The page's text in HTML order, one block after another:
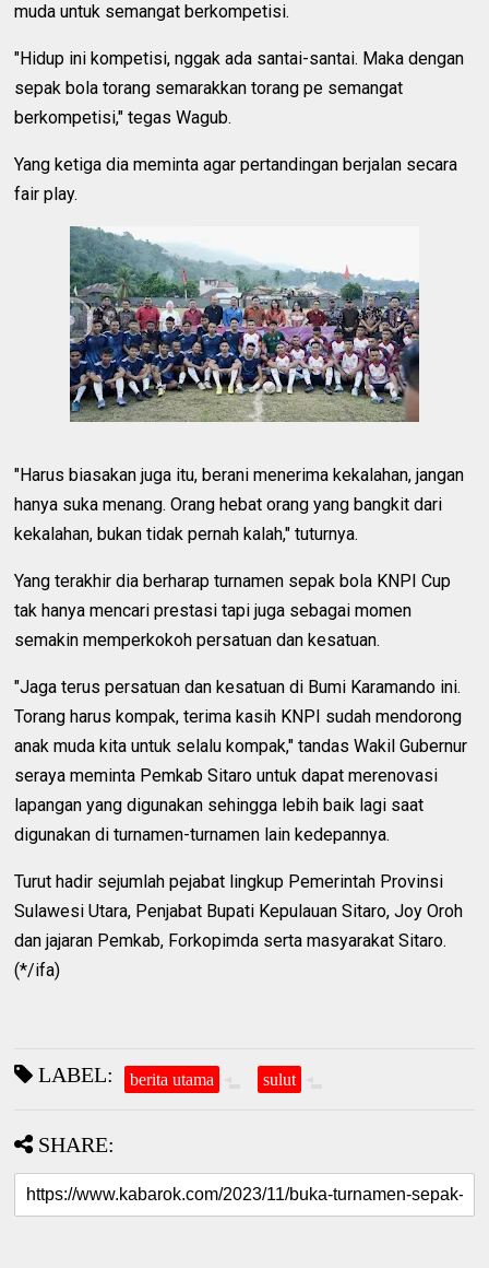
muda untuk semangat berkompetisi.
"Hidup ini kompetisi, nggak ada santai-santai. Maka dengan
sepak bola torang semarakkan torang pe semangat
berkompetisi," tegas Wagub.
Yang ketiga dia meminta agar pertandingan berjalan secara
fair play.
"Harus biasakan juga itu, berani menerima kekalahan, jangan
hanya suka menang. Orang hebat orang yang bangkit dari
kekalahan, bukan tidak pernah kalah," tuturnya.
Yang terakhir dia berharap turnamen sepak bola KNPI Cup
tak hanya mencari prestasi tapi juga sebagai momen
semakin memperkokoh persatuan dan kesatuan.
"Jaga terus persatuan dan kesatuan di Bumi Karamando ini.
Torang harus kompak, terima kasih KNPI sudah mendorong
anak muda kita untuk selalu kompak," tandas Wakil Gubernur
seraya meminta Pemkab Sitaro untuk dapat merenovasi
lapangan yang digunakan sehingga lebih baik lagi saat
digunakan di turnamen-turnamen lain kedepannya.
Turut hadir sejumlah pejabat lingkup Pemerintah Provinsi
Sulawesi Utara, Penjabat Bupati Kepulauan Sitaro, Joy Oroh
dan jajaran Pemkab, Forkopimda serta masyarakat Sitaro.
(*/ifa)
LABEL: berita utama sulut
SHARE: